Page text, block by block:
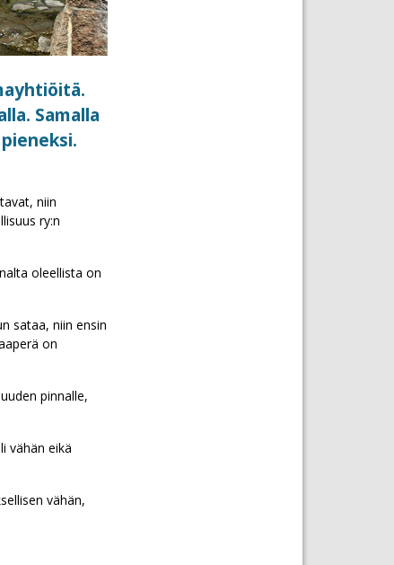
Samalla
niin
ry:n
oleellista on
sataa, niin ensin
on
pinnalle,
vähän eikä
vähän,